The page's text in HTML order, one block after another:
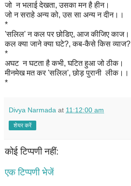
जो न भलाई देखता, उसका मन है हीन।
जो न सराहे अन्य को, उस सा अन्य न दीन।।
*
'सलिल' न कल पर छोडिए, आज कीजिए काज।
कल क्या जाने क्या घटे?, कब-कैसे किस व्याज?
*
अघट न घटता है कभी, घटित हुआ जो ठीक।
मीनमेख मत कर 'सलिल', छोड़ पुरानी लीक।।
*
Divya Narmada at 11:12:00 am
शेयर करें
कोई टिप्पणी नहीं:
एक टिप्पणी भेजें